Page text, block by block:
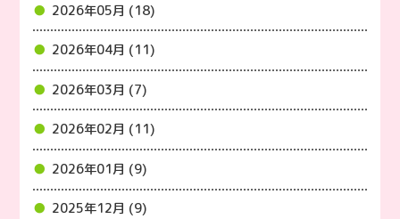
2026年05月 (18)
2026年04月 (11)
2026年03月 (7)
2026年02月 (11)
2026年01月 (9)
2025年12月 (9)